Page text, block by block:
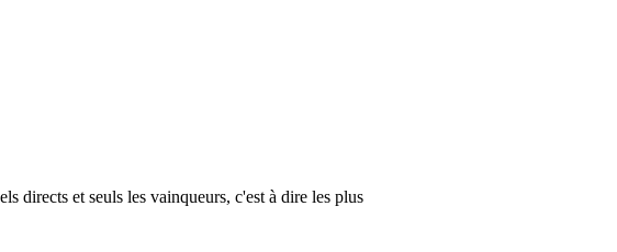
directs et seuls les vainqueurs, c'est à dire les plus